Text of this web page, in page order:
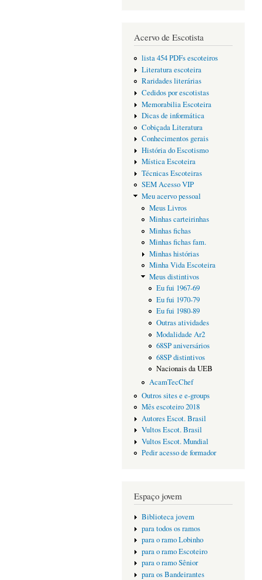
Acervo de Escotista
lista 454 PDFs escoteiros
Literatura escoteira
Raridades literárias
Cedidos por escotistas
Memorabilia Escoteira
Dicas de informática
Cobiçada Literatura
Conhecimentos gerais
História do Escotismo
Mística Escoteira
Técnicas Escoteiras
SEM Acesso VIP
Meu acervo pessoal
Meus Livros
Minhas carteirinhas
Minhas fichas
Minhas fichas fam.
Minhas histórias
Minha Vida Escoteira
Meus distintivos
Eu fui 1967-69
Eu fui 1970-79
Eu fui 1980-89
Outras atividades
Modalidade Ar2
68SP aniversários
68SP distintivos
Nacionais da UEB
AcamTecChef
Outros sites e e-groups
Mês escoteiro 2018
Autores Escot. Brasil
Vultos Escot. Brasil
Vultos Escot. Mundial
Pedir acesso de formador
Espaço jovem
Biblioteca jovem
para todos os ramos
para o ramo Lobinho
para o ramo Escoteiro
para o ramo Sênior
para os Bandeirantes